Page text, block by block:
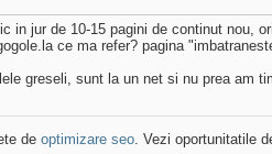
in jur de 10-15 pagini de continut nou,
ce ma refer? pagina
greseli, sunt la un net si nu prea am
de optimizare seo. Vezi oportunitatile